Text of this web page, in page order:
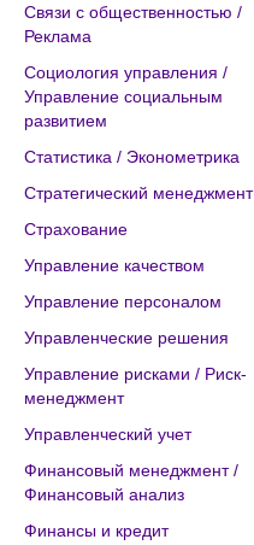
Связи с общественностью /
Реклама
Социология управления /
Управление социальным
развитием
Статистика / Эконометрика
Стратегический менеджмент
Страхование
Управление качеством
Управление персоналом
Управленческие решения
Управление рисками / Риск-
менеджмент
Управленческий учет
Финансовый менеджмент /
Финансовый анализ
Финансы и кредит